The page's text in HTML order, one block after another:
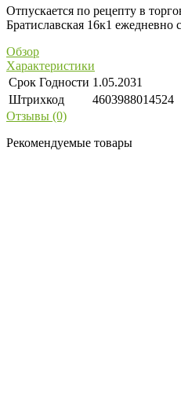
Отпускается по рецепту в
Братиславская 16к1 ежедневно
Обзор
Характеристики
Срок Годности 1.05.2031
Штрихкод
4603988014524
Отзывы (0)
Рекомендуемые товары